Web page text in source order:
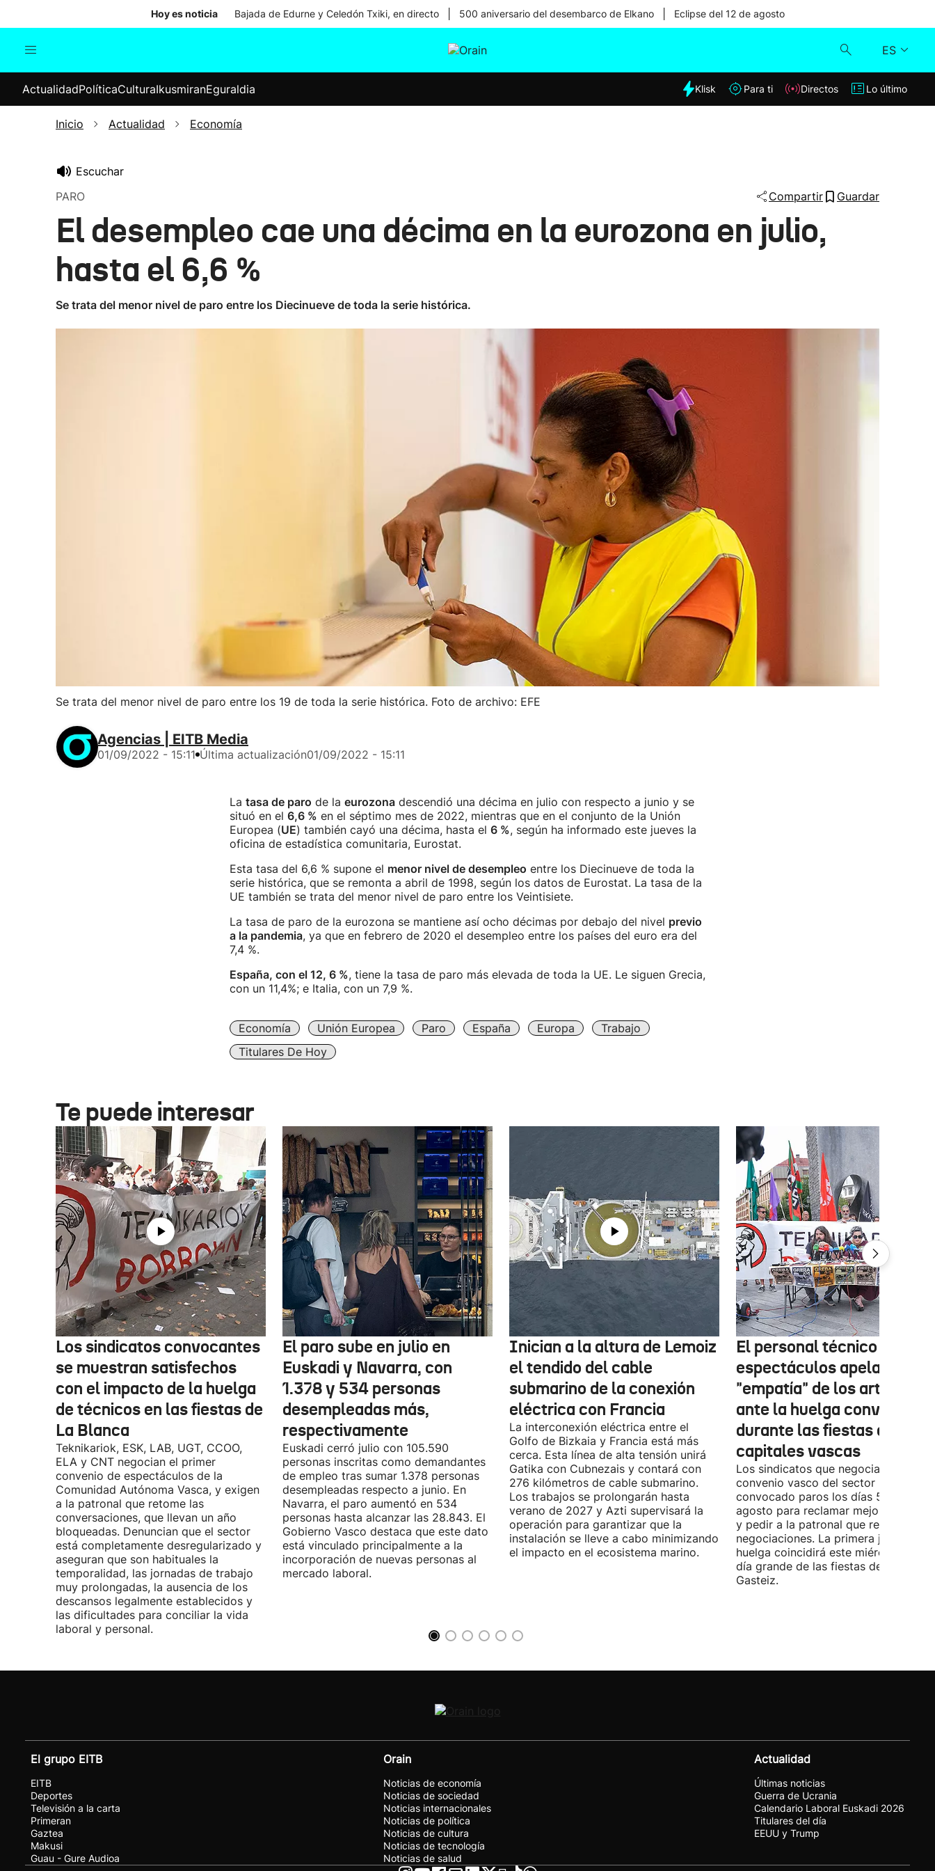
Hoy es noticia Bajada de Edurne y Celedón Txiki, en directo 500 aniversario del desembarco de Elkano Eclipse del 12 de agosto
ES
Internacional
Elecciones
Klisk
ActualidadPolíticaCulturaIkusmiranEguraldia Klisk Para ti Directos Lo último
Inicio Actualidad Economía
Escuchar
PARO
Compartir Guardar
El desempleo cae una décima en la eurozona en julio,
hasta el 6,6 %
Se trata del menor nivel de paro entre los Diecinueve de toda la serie histórica.
Se trata del menor nivel de paro entre los 19 de toda la serie histórica. Foto de archivo: EFE
Agencias | EITB Media
01/09/2022 - 15:11 Última actualización01/09/2022 - 15:11
La tasa de paro de la eurozonadescendió una décima en julio con respecto a junio y se
situó en el 6,6 % en el séptimo mes de 2022, mientras que en el conjunto de la Unión
Europea (UE) también cayó una décima, hasta el 6 %, según ha informado este jueves la
oficina de estadística comunitaria, Eurostat.
Esta tasa del 6,6 % supone el menor nivel de desempleo entre los Diecinueve de toda la
serie histórica, que se remonta a abril de 1998, según los datos de Eurostat. La tasa de la
UE también se trata del menor nivel de paro entre los Veintisiete.
La tasa de paro de la eurozona se mantiene así ocho décimas por debajo del nivel previo
a la pandemia, ya que en febrero de 2020 el desempleo entre los países del euro era del
7,4 %.
España, con el 12, 6 %, tiene la tasa de paro más elevada de toda la UE. Le siguen Grecia,
con un 11,4%; e Italia, con un 7,9 %.
Economía Unión Europea Paro España Europa
Trabajo
Titulares De Hoy
Te puede interesar
Los sindicatos convocantes
se muestran satisfechos
con el impacto de la huelga
de técnicos en las fiestas de
La Blanca
Teknikariok, ESK, LAB, UGT, CCOO,
ELA y CNT negocian el primer
convenio de espectáculos de la
Comunidad Autónoma Vasca, y exigen
a la patronal que retome las
conversaciones, que llevan un año
bloqueadas. Denuncian que el sector
está completamente desregularizado y
aseguran que son habituales la
temporalidad, las jornadas de trabajo
muy prolongadas, la ausencia de los
descansos legalmente establecidos y
las dificultades para conciliar la vida
laboral y personal.
El paro sube en julio en
Euskadi y Navarra, con
1.378 y 534 personas
desempleadas más,
respectivamente
Euskadi cerró julio con 105.590
personas inscritas como demandantes
de empleo tras sumar 1.378 personas
desempleadas respecto a junio. En
Navarra, el paro aumentó en 534
personas hasta alcanzar las 28.843. El
Gobierno Vasco destaca que este dato
está vinculado principalmente a la
incorporación de nuevas personas al
mercado laboral.
Inician a la altura de Lemoiz
el tendido del cable
submarino de la conexión
eléctrica con Francia
La interconexión eléctrica entre el
Golfo de Bizkaia y Francia está más
cerca. Esta línea de alta tensión unirá
Gatika con Cubnezais y contará con
276 kilómetros de cable submarino.
Los trabajos se prolongarán hasta
verano de 2027 y Azti supervisará la
operación para garantizar que la
instalación se lleve a cabo minimizando
el impacto en el ecosistema marino.
El personal técnico de
espectáculos apela a la
"empatía" de los artistas
ante la huelga convocada
durante las fiestas de las
capitales vascas
Los sindicatos que negocian el
convenio vasco del sector han
convocado paros los días 5, 14 y 26
agosto para reclamar mejoras
y pedir a la patronal que retome las
negociaciones. La primera jornada de
huelga coincidirá este miércoles con
día grande de las fiestas de Vitoria-
Gasteiz.
El grupo EITB
EITB
Deportes
Televisión a la carta
Primeran
Gaztea
Makusi
Guau - Gure Audioa
Orain
Noticias de economía
Noticias de sociedad
Noticias internacionales
Noticias de política
Noticias de cultura
Noticias de tecnología
Noticias de salud
Actualidad
Últimas noticias
Guerra de Ucrania
Calendario Laboral Euskadi 2026
Titulares del día
EEUU y Trump